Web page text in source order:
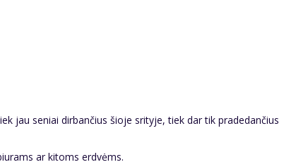
jau seniai dirbančius šioje srityje, tiek dar tik pradedančius
ar kitoms erdvėms.